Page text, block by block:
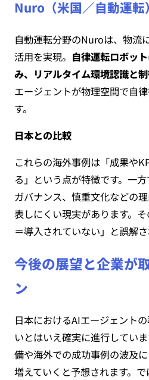
Nuro（米国／自動運転）
自動運転分野のNuroは、物流
活用を実現。 自律運転ロボッ
み、リアルタイム環境認識と
エージェントが物理空間で自
す。
日本との比較
これらの海外事例は「成果や
る」という点が特徴です。一
ガバナンス、慎重文化などの
表しにくい現実があります。
＝導入されていない」と誤解さ
今後の展望と企業が
ン
日本におけるAIエージェント
いとはいえ確実に進行してい
備や海外での成功事例の波及
増えていくと予想されます。